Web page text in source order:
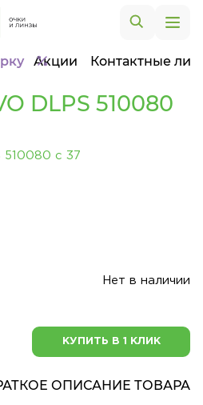
Акции Контактные
DLPS 510080
Нет в наличии
КУПИТЬ В 1 КЛИК
ОПИСАНИЕ ТОВАРА